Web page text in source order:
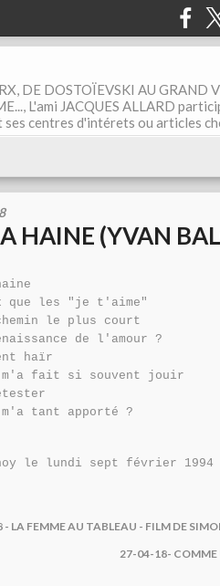
DE DOSTOÏEVSKI AU GRAND
L'ami JACQUES ALLARD
centres d'intérets ou articles
HAINE (YVAN
que les "je t'aime"
le plus court
de l'amour ?
haïr
fait si souvent jouir
tant apporté ?
le lundi sept février 1994
LA FEMME AU TABLEAU - FILM DE
27-04-18- COMME